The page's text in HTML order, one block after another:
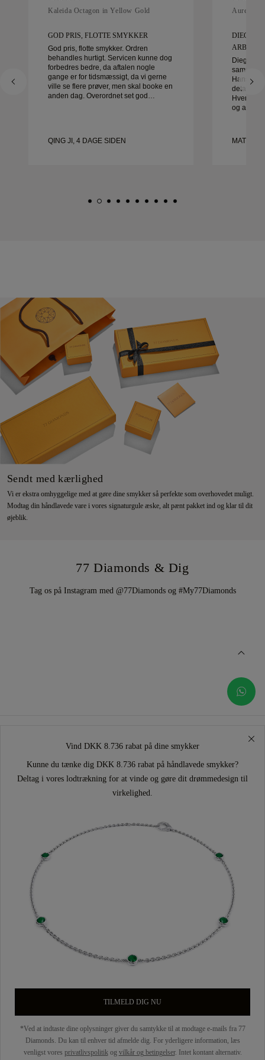
Kaleida Octagon in Yellow Gold
GOD PRIS, FLOTTE SMYKKER
God pris, flotte smykker. Ordren
behandles hurtigt. Servicen kunne dog
forbedres bedre, da aftalen nogle
gange er for tidsmæssigt, da vi gerne
ville se flere prøver, men skal booke en
anden dag. Overordnet set god
QING JI, 4 DAGE SIDEN
Aurelle in
DIEGO
ARBEJDE
Diego
sammen
Hans
detaljer
Hver
og alt var
Sendt med kærlighed
Vi er ekstra omhyggelige med at gøre dine smykker så perfekte som overhovedet muligt.
Modtag din håndlavede vare i vores signaturgule æske, alt pænt pakket ind og klar til dit
øjeblik.
77 Diamonds & Dig
Tag os på Instagram med @77Diamonds og #My77Diamonds
Vind DKK 8.736 rabat på dine smykker
Kunne du tænke dig DKK 8.736 rabat på håndlavede smykker?
Deltag i vores lodtrækning for at vinde og gøre dit drømmedesign til
virkelighed.
TILMELD DIG NU
*Ved at indtaste dine oplysninger giver du samtykke til at modtage e-mails fra 77
Diamonds. Du kan til enhver tid afmelde dig. For yderligere information, læs
venligst vores privatlivspolitikog vilkår og betingelser. Intet kontant alternativ.